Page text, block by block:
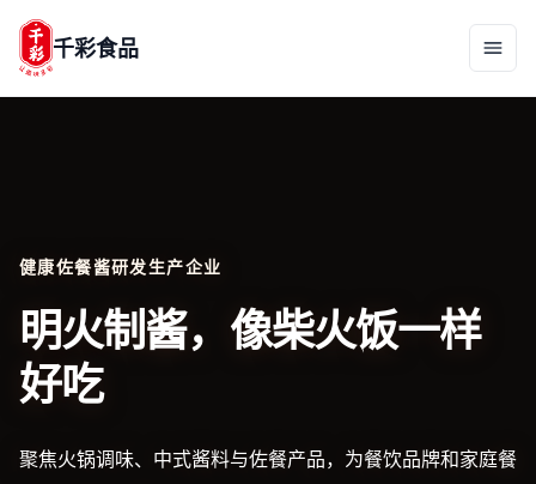
千彩食品
健康佐餐酱研发生产企业
明火制酱，像柴火饭一样
好吃
聚焦火锅调味、中式酱料与佐餐产品，为餐饮品牌和家庭餐